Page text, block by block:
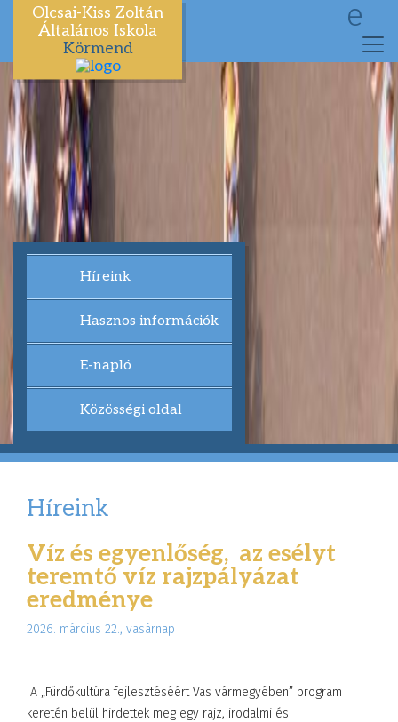
Olcsai-Kiss Zoltán
Általános Iskola
Körmend
e
Híreink
Hasznos információk
E-napló
Közösségi oldal
Híreink
Víz és egyenlőség, az esélyt
teremtő víz rajzpályázat
eredménye
2026. március 22., vasárnap
A „Fürdőkultúra fejlesztéséért Vas vármegyében” program
keretén belül hirdettek meg egy rajz, irodalmi és